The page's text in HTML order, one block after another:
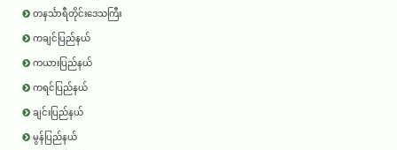
တနင်္သာရီတိုင်းဒေသကြီး
ကချင်ပြည်နယ်
ကယားပြည်နယ်
ကရင်ပြည်နယ်
ချင်းပြည်နယ်
မွန်ပြည်နယ်